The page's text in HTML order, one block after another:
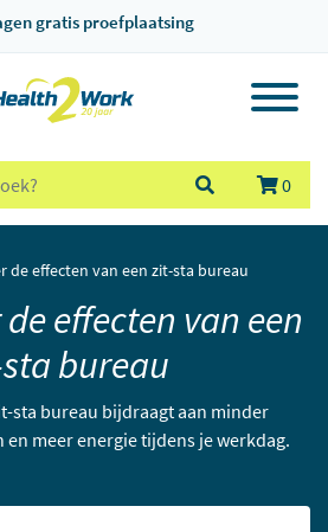
gratis proefplaatsing
0
de effecten van een zit-sta bureau
effecten van een
bureau
sta bureau bijdraagt aan minder
meer energie tijdens je werkdag.